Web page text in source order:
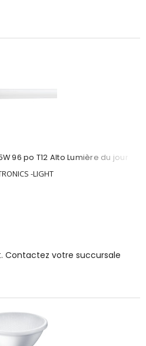
96 po T12 Alto Lumière du jour
-LIGHT
Contactez votre succursale